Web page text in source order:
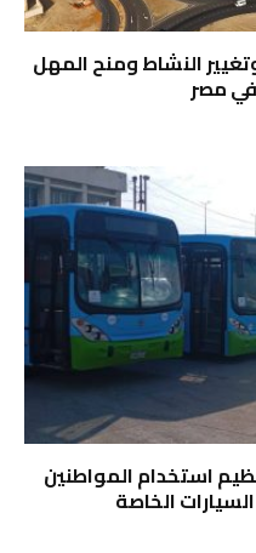
النشاط ومنح المهل
في مصر
استخدام المواطنين
الخاصة